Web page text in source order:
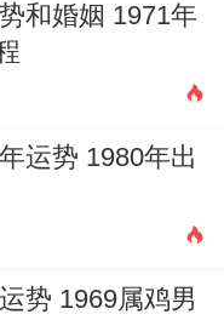
容之心性，将刚
星化刃，则夫
付出与照顾，然
，故命主需时
最忌得理不饶
和婚姻 1971年
运势 1980年出
势 1969属鸡男